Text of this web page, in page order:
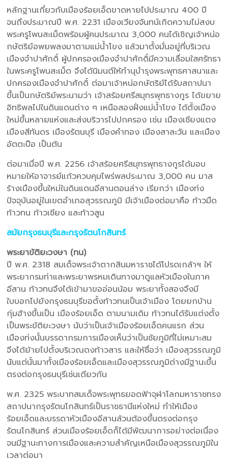
หลักฐานเกี่ยวกับเมืองร้อยเอ็ดขาดหายไปประมาณ 400 ปี
จนถึงประมาณปี พ.ศ. 2231 เมืองเวียงจันทน์เกิดความไม่สงบ
พระครูโพนสะเม็ดพร้อมผู้คนประมาณ 3,000 คนได้เชิญเจ้าหน่อ
กษัตริย์อพยพลงมาตามแม่น้ำโขง แล้วมาตั้งมั่นอยู่ที่บริเวณ
เมืองจำปาศักดิ์ ผู้ปกครองเมืองจำปาศักดิ์มีความเลื่อมใสศรัทธา
ในพระครูโพนสะเม็ด จึงได้นิมนต์ให้ทำนุบำรุงพระพุทธศาสนาและ
ปกครองเมืองจำปาศักดิ์ ต่อมาเจ้าหน่อกษัตริย์ได้รับสถาปนา
ขึ้นเป็นกษัตริย์พระนามว่า เจ้าสร้อยศรีสมุทรพุทธางกูร ได้ขยาย
อิทธิพลไปในดินแดนต่าง ๆ เหนือสองฝั่งแม่น้ำโขง ได้ตั้งเมือง
ใหม่ขึ้นหลายแห่งและส่งบริวารไปปกครอง เช่น เมืองเชียงแตง
เมืองสีทันดร เมืองรัตนบุรี เมืองคำทอง เมืองสาละวัน และเมือง
อัตตะปือ เป็นต้น
ต่อมาเมื่อปี พ.ศ. 2256 เจ้าสร้อยศรีสมุทรพุทธางกูรได้มอบ
หมายให้อาจารย์แก้วควบคุมไพร่พลประมาณ 3,000 คน มาส
ร้างเมืองขึ้นใหม่ในดินแดนอีสานตอนล่าง เรียกว่า เมืองท่ง
ปัจจุบันอยู่ในเขตอำเภอสุวรรณภูมิ มีเจ้าเมืองต่อมาคือ ท้าวมืด
ท้าวทน ท้าวเชียง และท้าวสูน
สมัยกรุงธนบุรีและกรุงรัตนโกสินทร์
พระยาขัติยะวงษา (ทน)
ปี พ.ศ. 2318 สมเด็จพระเจ้าตากสินมหาราชได้โปรดเกล้าฯ ให้
พระยากรมท่าและพระยาพรหมเดินทางมาดูแลหัวเมืองในภาค
อีสาน ท้าวทนจึงได้เข้ามาขออ่อนน้อม พระยาทั้งสองจึงมี
ใบบอกไปยังกรุงธนบุรีขอตั้งท้าวทนเป็นเจ้าเมือง โดยยกบ้าน
กุ่มฮ้างขึ้นเป็น เมืองร้อยเอ็ด ตามนามเดิม ท้าวทนได้รับแต่งตั้ง
เป็นพระขัติยะวงษา นับว่าเป็นเจ้าเมืองร้อยเอ็ดคนแรก ส่วน
เมืองท่งนั้นบรรดากรมการเมืองเห็นว่าเป็นชัยภูมิที่ไม่เหมาะสม
จึงได้ย้ายไปตั้งบริเวณดงท้าวสาร และให้ชื่อว่า เมืองสุวรรณภูมิ
นับแต่นั้นมาทั้งเมืองร้อยเอ็ดและเมืองสุวรรณภูมิต่างมีฐานะขึ้น
ตรงต่อกรุงธนบุรีเช่นเดียวกัน
พ.ศ. 2325 พระบาทสมเด็จพระพุทธยอดฟ้าจุฬาโลกมหาราชทรง
สถาปนากรุงรัตนโกสินทร์เป็นราชธานีแห่งใหม่ ทำให้เมือง
ร้อยเอ็ดและบรรดาหัวเมืองอีสานล้วนต้องขึ้นตรงต่อกรุง
รัตนโกสินทร์ ส่วนเมืองร้อยเอ็ดก็ได้มีพัฒนาการอย่างต่อเนื่อง
จนมีฐานะทางการเมืองและความสำคัญเหนือเมืองสุวรรณภูมิใน
เวลาต่อมา